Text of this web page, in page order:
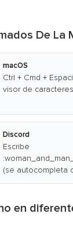
De La
macOS
Ctrl + Cmd +
visor de caracteres
Discord
Escribe
(se autocompleta
en